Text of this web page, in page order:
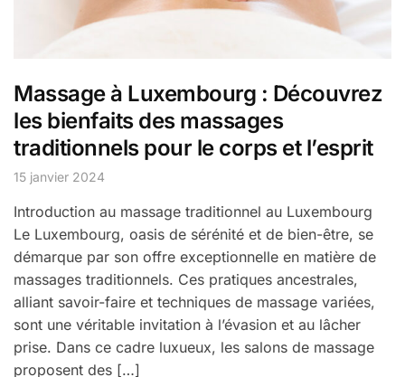
Massage à Luxembourg : Découvrez
les bienfaits des massages
traditionnels pour le corps et l’esprit
15 janvier 2024
Introduction au massage traditionnel au Luxembourg
Le Luxembourg, oasis de sérénité et de bien-être, se
démarque par son offre exceptionnelle en matière de
massages traditionnels. Ces pratiques ancestrales,
alliant savoir-faire et techniques de massage variées,
sont une véritable invitation à l’évasion et au lâcher
prise. Dans ce cadre luxueux, les salons de massage
proposent des […]